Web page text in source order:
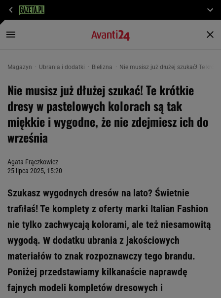
Magazyn Ubrania i dodatki Bielizna Nie musisz już dłużej szukać! Te
Nie musisz już dłużej szukać! Te krótkie
dresy w pastelowych kolorach są tak
miękkie i wygodne, że nie zdejmiesz ich do
września
Agata Frączkowicz
25 lipca 2025, 15:20
Szukasz wygodnych dresów na lato? Świetnie
trafiłaś! Te komplety z oferty marki Italian Fashion
nie tylko zachwycają kolorami, ale też niesamowitą
wygodą. W dodatku ubrania z jakościowych
materiałów to znak rozpoznawczy tego brandu.
Poniżej przedstawiamy kilkanaście naprawdę
fajnych modeli kompletów dresowych i